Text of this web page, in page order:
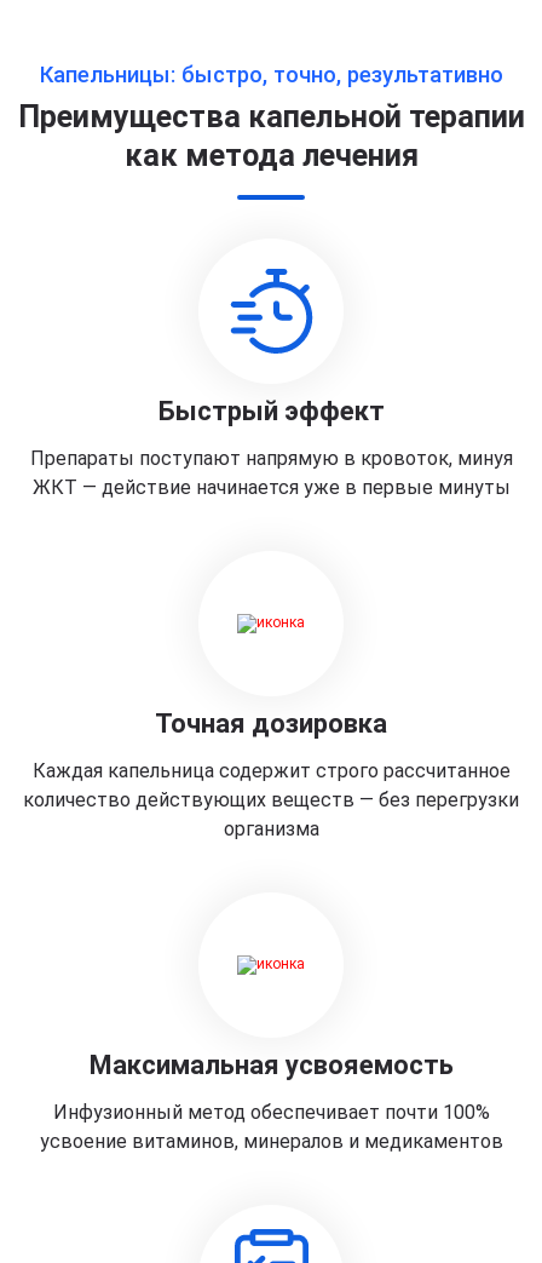
Капельницы: быстро, точно, результативно
Преимущества капельной терапии
как метода лечения
Быстрый эффект
Препараты поступают напрямую в кровоток, минуя
ЖКТ — действие начинается уже в первые минуты
Точная дозировка
Каждая капельница содержит строго рассчитанное
количество действующих веществ — без перегрузки
организма
Максимальная усвояемость
Инфузионный метод обеспечивает почти 100%
усвоение витаминов, минералов и медикаментов